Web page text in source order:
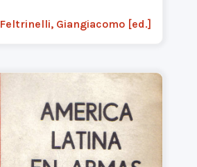
Feltrinelli, Giangiacomo [ed.]